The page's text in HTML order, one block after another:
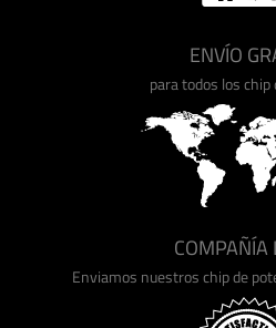
ENVÍO
para todos los chip
COMPAÑÍA
Enviamos nuestros chip de